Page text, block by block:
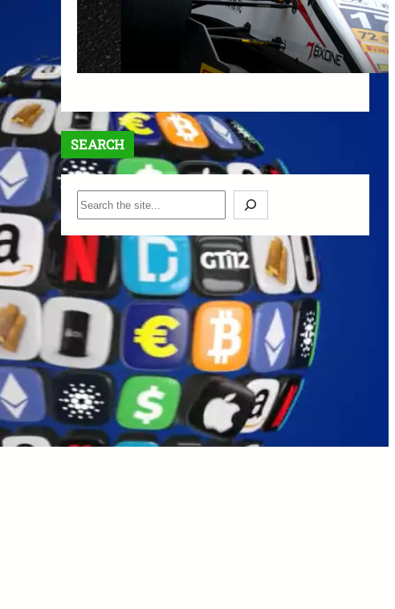
【最大$6,000】BigBoss ラッキ
ードロー＆入金ボーナスキャン
ペーン開催中！
1月 12, 2026
SEARCH
S
e
a
r
c
h